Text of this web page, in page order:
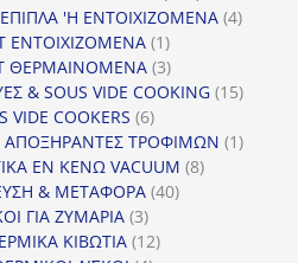
προϊόντα
'Η ΕΝΤΟΙΧΙΖΟΜΕΝΑ 44
ΕΝΤΟΙΧΙΖΟΜΕΝΑ 11
προϊόν
ΘΕΡΜΑΙΝΟΜΕΝΑ 33
προϊόντα
& SOUS VIDE COOKING 1515
VIDE COOKERS 66
προϊόντα
ΑΠΟΞΗΡΑΝΤΕΣ ΤΡΟΦΙΜΩΝ 11
ΕΝ ΚΕΝΩ VACUUM 88
& ΜΕΤΑΦΟΡΑ 4040
ΓΙΑ ΖΥΜΑΡΙΑ 33
προϊόντα
ΚΙΒΩΤΙΑ 1212